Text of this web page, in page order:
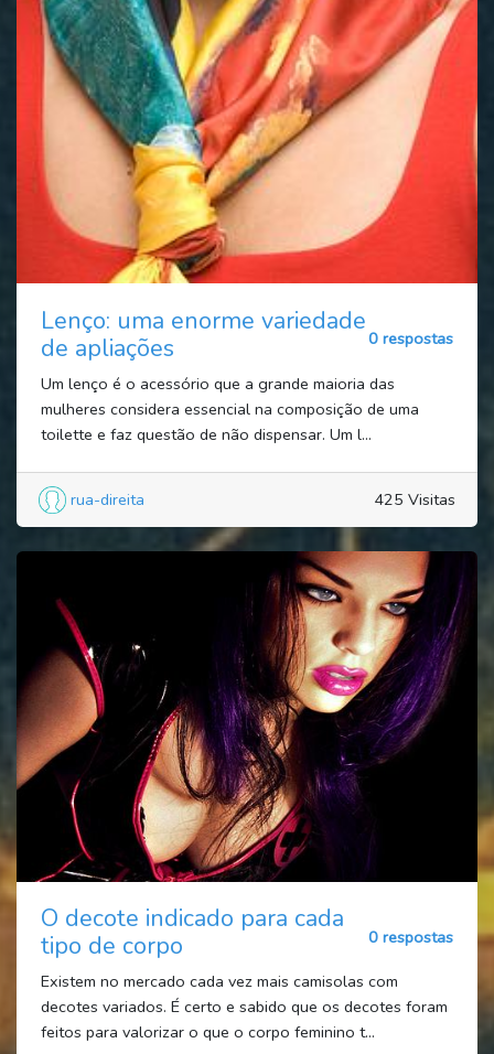
Lenço: uma enorme variedade
de apliações
0 respostas
Um lenço é o acessório que a grande maioria das
mulheres considera essencial na composição de uma
toilette e faz questão de não dispensar. Um l...
rua-direita 425 Visitas
O decote indicado para cada
tipo de corpo
0 respostas
Existem no mercado cada vez mais camisolas com
decotes variados. É certo e sabido que os decotes foram
feitos para valorizar o que o corpo feminino t...